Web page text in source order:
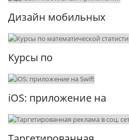
Дизайн мобильных
Курсы по
iOS: приложение на